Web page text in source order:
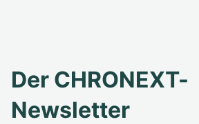
Der CHRONEXT-
Newsletter